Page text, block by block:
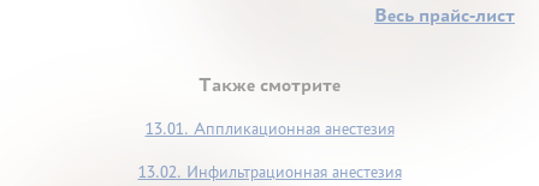
Весь прайс-лист
Также смотрите
13.01. Аппликационная анестезия
13.02. Инфильтрационная анестезия